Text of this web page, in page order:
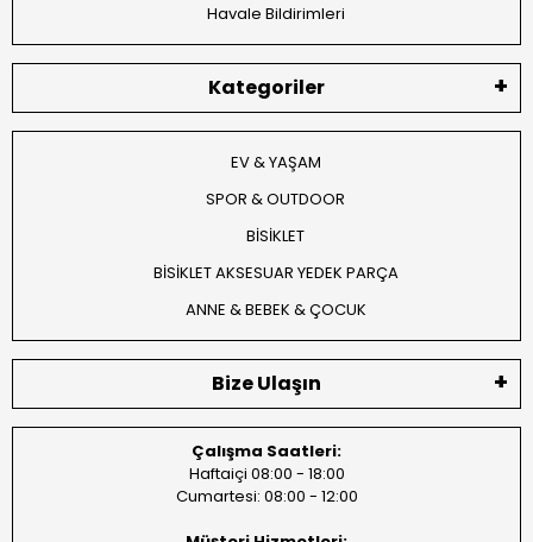
Havale Bildirimleri
Kategoriler
EV & YAŞAM
SPOR & OUTDOOR
BİSİKLET
BİSİKLET AKSESUAR YEDEK PARÇA
ANNE & BEBEK & ÇOCUK
Bize Ulaşın
Çalışma Saatleri:
Haftaiçi 08:00 - 18:00
Cumartesi: 08:00 - 12:00